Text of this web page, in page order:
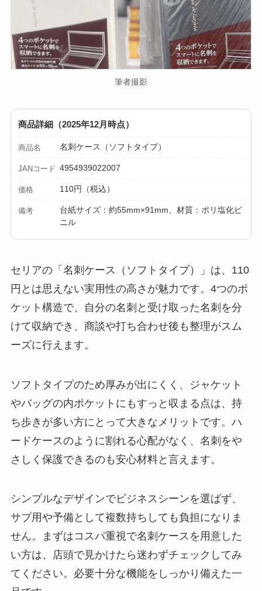
筆者撮影
商品詳細（2025年12月時点）
商品名 名刺ケース（ソフトタイプ）
JANコード 4954939022007
価格 110円（税込）
備考
台紙サイズ：約55mm×91mm、材質：ポリ塩化ビ
ニル
セリアの「名刺ケース（ソフトタイプ）」は、110
円とは思えない実用性の高さが魅力です。4つのポ
ケット構造で、自分の名刺と受け取った名刺を分
けて収納でき、商談や打ち合わせ後も整理がスム
ーズに行えます。
ソフトタイプのため厚みが出にくく、ジャケット
やバッグの内ポケットにもすっと収まる点は、持
ち歩きが多い方にとって大きなメリットです。ハ
ードケースのように割れる心配がなく、名刺をや
さしく保護できるのも安心材料と言えます。
シンプルなデザインでビジネスシーンを選ばず、
サブ用や予備として複数持ちしても負担になりま
せん。まずはコスパ重視で名刺ケースを用意した
い方は、店頭で見かけたら迷わずチェックしてみ
てください。必要十分な機能をしっかり備えた一